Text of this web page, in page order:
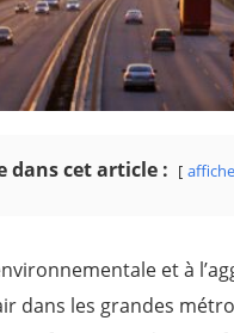
dans cet article :
et à
dans les grandes